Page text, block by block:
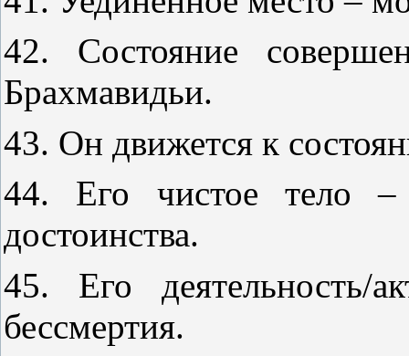
42. Состояние
Брахмавидьи.
43. Он движется к
44. Его чистое тело –
достоинства.
45. Его деятельность/
бессмертия.